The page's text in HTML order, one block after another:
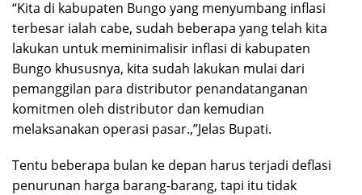
“Kita di kabupaten Bungo yang menyumbang inflasi
terbesar ialah cabe, sudah beberapa yang telah kita
lakukan untuk meminimalisir inflasi di kabupaten
Bungo khususnya, kita sudah lakukan mulai dari
pemanggilan para distributor penandatanganan
komitmen oleh distributor dan kemudian
melaksanakan operasi pasar.,”Jelas Bupati.
Tentu beberapa bulan ke depan harus terjadi deflasi
penurunan harga barang-barang, tapi itu tidak